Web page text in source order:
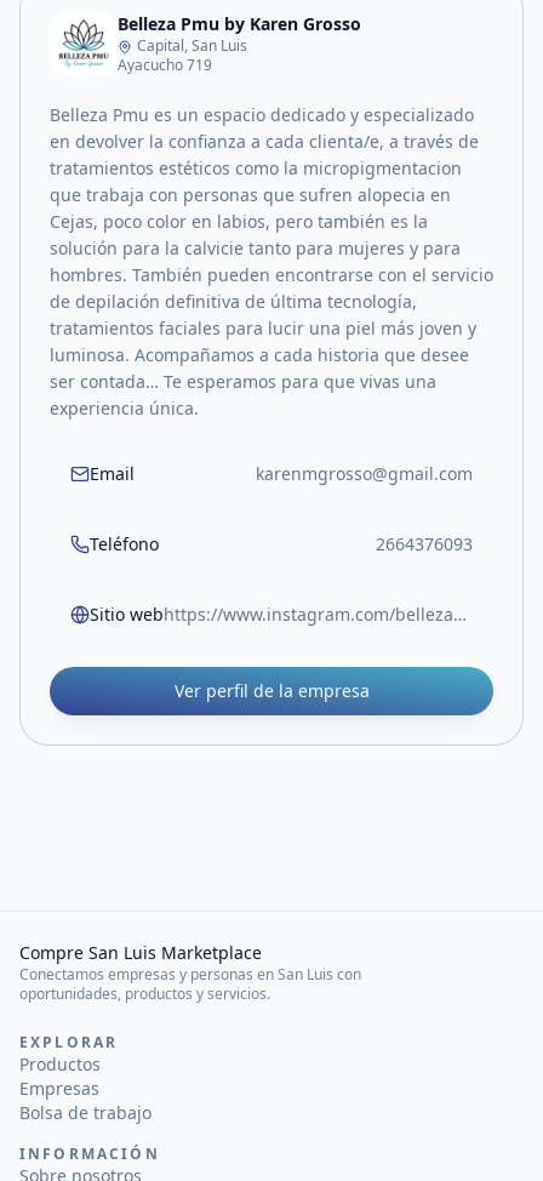
Belleza Pmu by Karen Grosso
Capital, San Luis
Ayacucho 719
Belleza Pmu es un espacio dedicado y especializado
en devolver la confianza a cada clienta/e, a través de
tratamientos estéticos como la micropigmentacion
que trabaja con personas que sufren alopecia en
Cejas, poco color en labios, pero también es la
solución para la calvicie tanto para mujeres y para
hombres. También pueden encontrarse con el servicio
de depilación definitiva de última tecnología,
tratamientos faciales para lucir una piel más joven y
luminosa. Acompañamos a cada historia que desee
ser contada… Te esperamos para que vivas una
experiencia única.
Email karenmgrosso@gmail.com
Teléfono 2664376093
Sitio web https://www.instagram.com/bellezapmu.karengrosso?igsh=a2F3bGpxaHM5cm5z&utm_source=qr
Ver perfil de la empresa
Compre San Luis Marketplace
Conectamos empresas y personas en San Luis con
oportunidades, productos y servicios.
EXPLORAR
Productos
Empresas
Bolsa de trabajo
INFORMACIÓN
Sobre nosotros